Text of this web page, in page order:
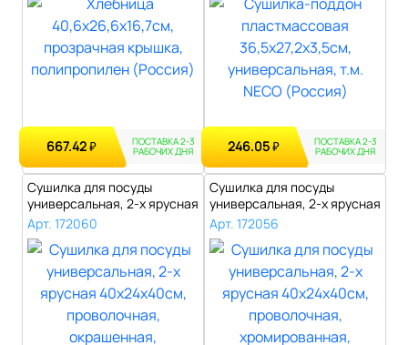
667.42₽ ПОСТАВКА 2-3
РАБОЧИХ ДНЯ 246.05₽ ПОСТАВКА 2-3
РАБОЧИХ ДНЯ
Сушилка для посуды
универсальная, 2-х ярусная
40х24х40с..
Арт. 172060
Сушилка для посуды
универсальная, 2-х ярусная
40х24х40с..
Арт. 172056